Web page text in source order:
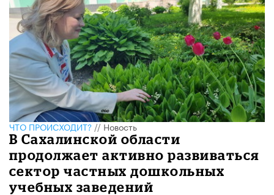
ЧТО ПРОИСХОДИТ?//Новость
В Сахалинской области
продолжает активно развиваться
сектор частных дошкольных
учебных заведений